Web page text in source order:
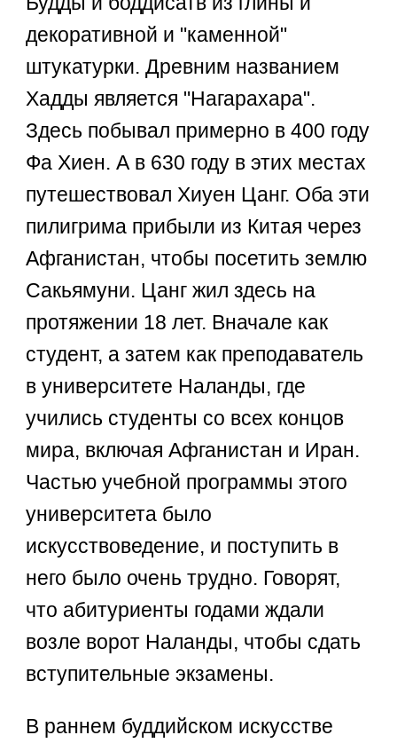
декоративной и "каменной"
штукатурки. Древним названием
Хадды является "Нагарахара".
Здесь побывал примерно в 400 году
Фа Хиен. А в 630 году в этих местах
путешествовал Хиуен Цанг. Оба эти
пилигрима прибыли из Китая через
Афганистан, чтобы посетить землю
Сакьямуни. Цанг жил здесь на
протяжении 18 лет. Вначале как
студент, а затем как преподаватель
в университете Наланды, где
учились студенты со всех концов
мира, включая Афганистан и Иран.
Частью учебной программы этого
университета было
искусствоведение, и поступить в
него было очень трудно. Говорят,
что абитуриенты годами ждали
возле ворот Наланды, чтобы сдать
вступительные экзамены.
В раннем буддийском искусстве